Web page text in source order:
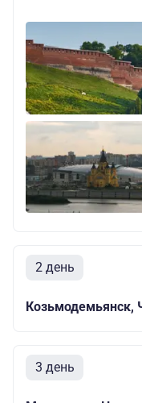
2 день
Козьмодемьянск,
3 день